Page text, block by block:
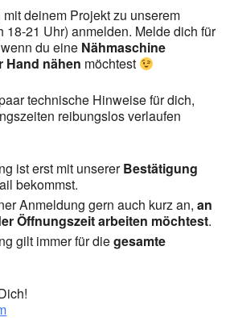
deinem Projekt zu unserem
18-21 Uhr) anmelden. Melde dich für
du eine Nähmaschine
Hand nähen möchtest
technische Hinweise für dich,
reibungslos verlaufen
ist erst mit unsererBestätigung
bekommst.
Anmeldung gern auch kurz an,an
Öffnungszeit arbeiten möchtest.
gilt immer für diegesamte